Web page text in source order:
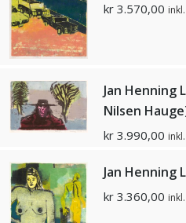
kr 3.570,00
Jan Henning
Nilsen
kr 3.990,00
Jan Henning
kr 3.360,00